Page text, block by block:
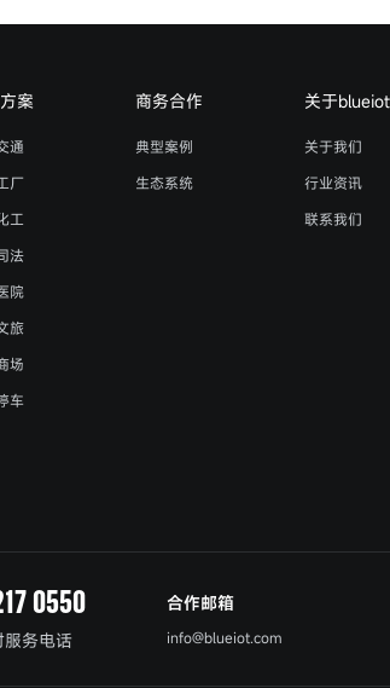
案
通
厂
工
法
院
旅
场
车
商务合作
典型案例
生态系统
关于blueiot
关于我们
行业资讯
联系我们
0550
务电话
合作邮箱
info@blueiot.com